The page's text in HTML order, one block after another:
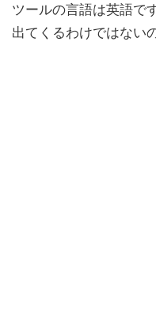
ツールの言語は英語で
出てくるわけではない